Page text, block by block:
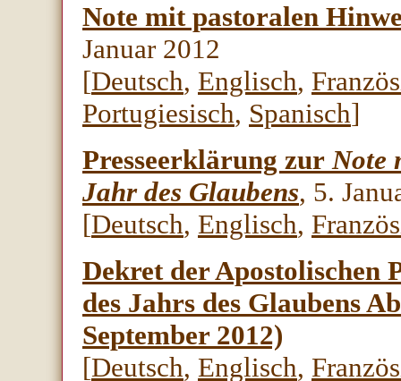
Note mit pastoralen
Januar 2012
[Deutsch, Englisch,
Portugiesisch, Spanisch]
Presseerklärung zur Note
Jahr des Glaubens, 5.
[Deutsch, Englisch,
Dekret der Apostolischen
des Jahrs des Glaubens
September 2012)
[Deutsch, Englisch,